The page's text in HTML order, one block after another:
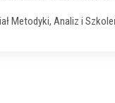
Metodyki, Analiz i